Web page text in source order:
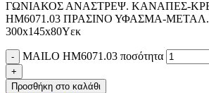
ΓΩΝΙΑΚΟΣ ΑΝΑΣΤΡΕΨ. ΚΑΝΑΠΕΣ-
HM6071.03 ΠΡΑΣΙΝΟ ΥΦΑΣΜΑ-
300x145x80Υεκ
MAILO HM6071.03 ποσότητα
Προσθήκη στο καλάθι